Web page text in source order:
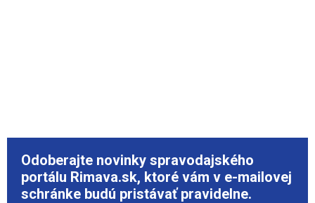
Odoberajte novinky spravodajského
portálu Rimava.sk, ktoré vám v e-mailovej
schránke budú pristávať pravidelne.